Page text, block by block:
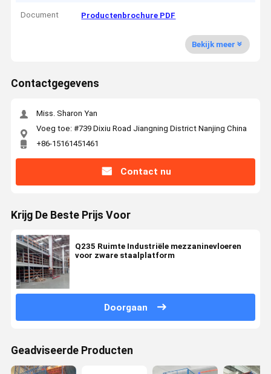
Document Productenbrochure PDF
Bekijk meer
Contactgegevens
Miss. Sharon Yan
Voeg toe: #739 Dixiu Road Jiangning District Nanjing China
+86-15161451461
Contact nu
Krijg De Beste Prijs Voor
Q235 Ruimte Industriële mezzaninevloeren
voor zware staalplatform
Doorgaan
Geadviseerde Producten